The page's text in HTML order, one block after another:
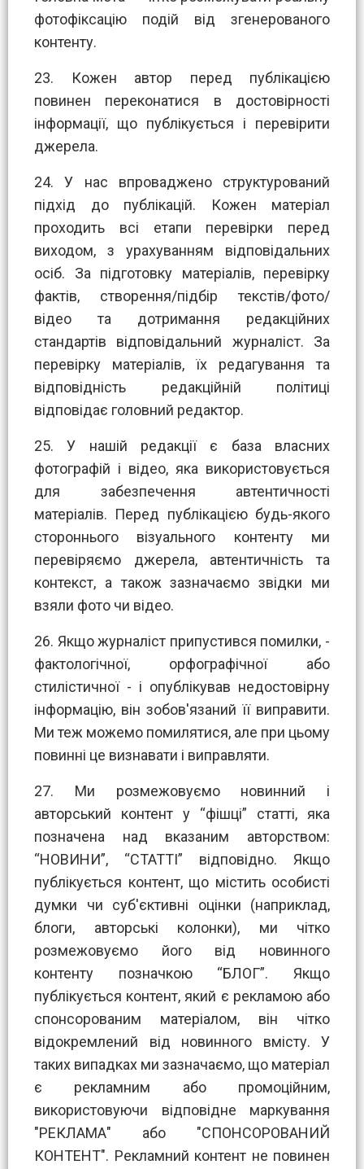
фотофіксацію подій від згенерованого
контенту.
23. Кожен автор перед публікацією
повинен переконатися в достовірності
інформації, що публікується і перевірити
джерела.
24. У нас впроваджено структурований
підхід до публікацій. Кожен матеріал
проходить всі етапи перевірки перед
виходом, з урахуванням відповідальних
осіб. За підготовку матеріалів, перевірку
фактів, створення/підбір текстів/фото/
відео та дотримання редакційних
стандартів відповідальний журналіст. За
перевірку матеріалів, їх редагування та
відповідність редакційній політиці
відповідає головний редактор.
25. У нашій редакції є база власних
фотографій і відео, яка використовується
для забезпечення автентичності
матеріалів. Перед публікацією будь-якого
стороннього візуального контенту ми
перевіряємо джерела, автентичність та
контекст, а також зазначаємо звідки ми
взяли фото чи відео.
26. Якщо журналіст припустився помилки, -
фактологічної, орфографічної або
стилістичної - і опублікував недостовірну
інформацію, він зобов'язаний її виправити.
Ми теж можемо помилятися, але при цьому
повинні це визнавати і виправляти.
27. Ми розмежовуємо новинний і
авторський контент у “фішці” статті, яка
позначена над вказаним авторством:
“НОВИНИ”, “СТАТТІ” відповідно. Якщо
публікується контент, що містить особисті
думки чи суб'єктивні оцінки (наприклад,
блоги, авторські колонки), ми чітко
розмежовуємо його від новинного
контенту позначкою “БЛОГ”. Якщо
публікується контент, який є рекламою або
спонсорованим матеріалом, він чітко
відокремлений від новинного вмісту. У
таких випадках ми зазначаємо, що матеріал
є рекламним або промоційним,
використовуючи відповідне маркування
"РЕКЛАМА" або "СПОНСОРОВАНИЙ
КОНТЕНТ". Рекламний контент не повинен